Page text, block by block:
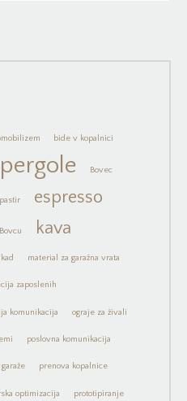
bide v kopalnici
Bovec
espresso
kava
material za garažna vrata
zaposlenih
komunikacija ograje za živali
poslovna komunikacija
prenova kopalnice
optimizacija prototipiranje